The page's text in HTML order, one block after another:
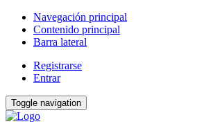
Navegación principal
Contenido principal
Barra lateral
Registrarse
Entrar
Toggle navigation